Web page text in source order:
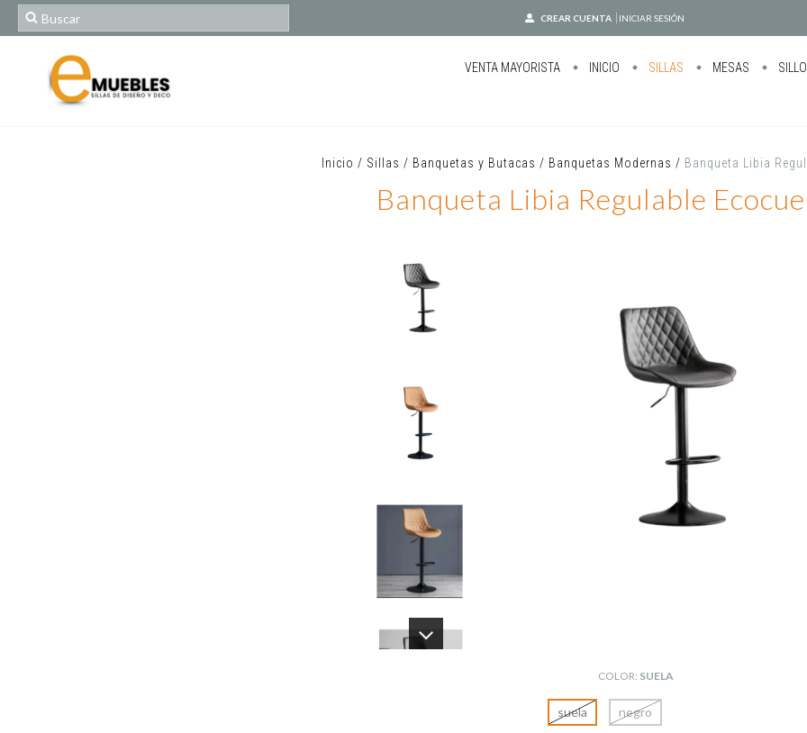
CREAR CUENTA INICIAR SESIÓN
VENTA MAYORISTA INICIO SILLAS MESAS
Inicio / Sillas / Banquetas y Butacas / Banquetas Modernas / Banqueta Libia
Banqueta Libia Regulable
COLOR: SUELA
suela negro